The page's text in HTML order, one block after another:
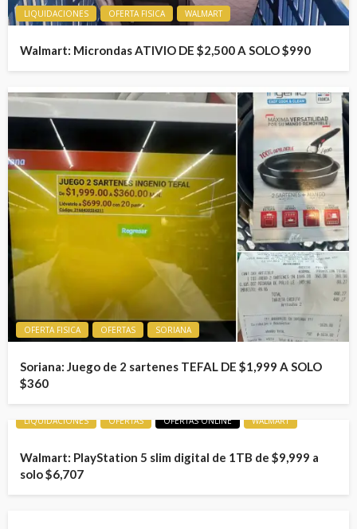
LIQUIDACIONES OFERTA FISICA WALMART
Walmart: Microndas ATIVIO DE $2,500 A SOLO $990
OFERTA FISICA OFERTAS SORIANA
Soriana: Juego de 2 sartenes TEFAL DE $1,999 A SOLO
$360
LIQUIDACIONES OFERTAS OFERTAS ONLINE WALMART
Walmart: PlayStation 5 slim digital de 1TB de $9,999 a
solo $6,707